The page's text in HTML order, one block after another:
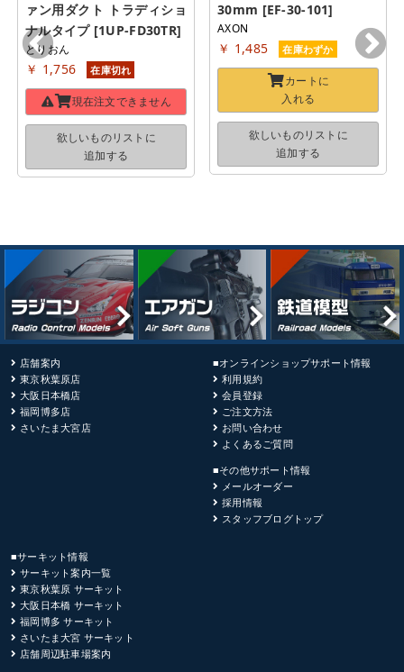
ァン用ダクト トラディショ
ナルタイプ [1UP-FD30TR]
とりおん
￥ 1,756 在庫切れ
現在注文できません
欲しいものリストに
追加する
30mm [EF-30-101]
AXON
￥ 1,485 在庫わずか
カートに
入れる
欲しいものリストに
追加する
店舗案内
東京秋葉原店
大阪日本橋店
福岡博多店
さいたま大宮店
■オンラインショップサポート情報
利用規約
会員登録
ご注文方法
お問い合わせ
よくあるご質問
■その他サポート情報
メールオーダー
採用情報
スタッフブログトップ
■サーキット情報
サーキット案内一覧
東京秋葉原 サーキット
大阪日本橋 サーキット
福岡博多 サーキット
さいたま大宮 サーキット
店舗周辺駐車場案内